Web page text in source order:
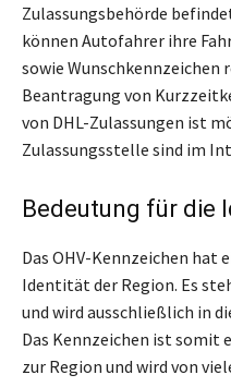
Zulassungsbehörde
können Autofahrer ihre
sowie Wunschkennzeichen
Beantragung von
von DHL-Zulassungen ist
Zulassungsstelle sind im
Bedeutung für die
Das OHV-Kennzeichen hat
Identität der Region. Es
und wird ausschließlich in
Das Kennzeichen ist somit
zur Region und wird von